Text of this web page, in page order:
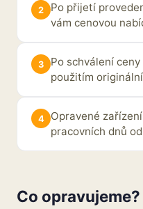
Po přijetí
vám cenovou
Po schválení
použitím
Opravené
pracovních dnů
Co opravujeme?